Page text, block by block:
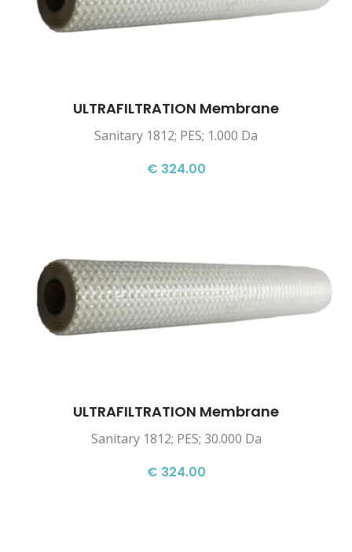
ULTRAFILTRATION Membrane
Sanitary 1812; PES; 1.000 Da
€ 324.00
ULTRAFILTRATION Membrane
Sanitary 1812; PES; 30.000 Da
€ 324.00